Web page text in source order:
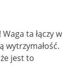
ta łączy w
wytrzymałość.
jest to